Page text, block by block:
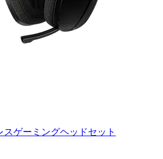
スゲーミングヘッドセット